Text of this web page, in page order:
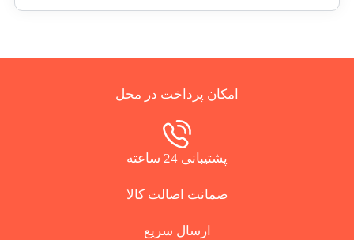
امکان پرداخت در محل
پشتیبانی 24 ساعته
ضمانت اصالت کالا
ارسال سریع